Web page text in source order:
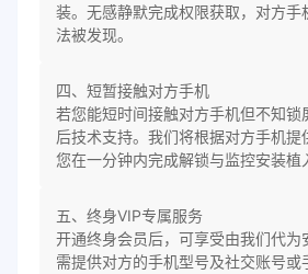
装。无感静默完成权限获取，对方手
法被发现。
四、短暂接触对方手机
若您能短时间接触对方手机但不知锁
后技术支持。我们将根据对方手机提
您在一分钟内完成解锁与监控安装植
五、终身VIP专属服务
开通终身会员后，可享受由我们代为
需提供对方的手机型号及社交账号或